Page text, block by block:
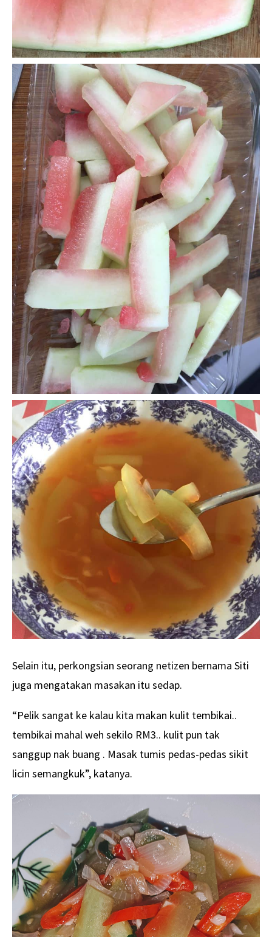
Selain itu, perkongsian seorang netizen bernama Siti
juga mengatakan masakan itu sedap.
“Pelik sangat ke kalau kita makan kulit tembikai..
tembikai mahal weh sekilo RM3.. kulit pun tak
sanggup nak buang . Masak tumis pedas-pedas sikit
licin semangkuk”, katanya.